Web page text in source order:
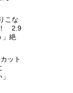
こな
！ 2.9
」絶
ット